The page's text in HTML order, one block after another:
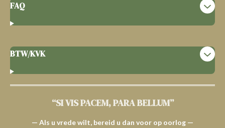
FAQ
BTW/KVK
“SI VIS PACEM, PARA BELLUM”
— Als u vrede wilt, bereid u dan voor op oorlog —